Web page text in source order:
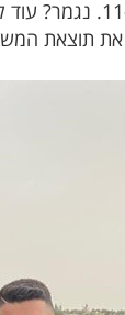
את השער ה-
תוצאת המשחק